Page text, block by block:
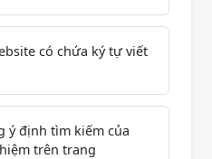
có chứa ký tự viết
ý định tìm kiếm của
trên trang